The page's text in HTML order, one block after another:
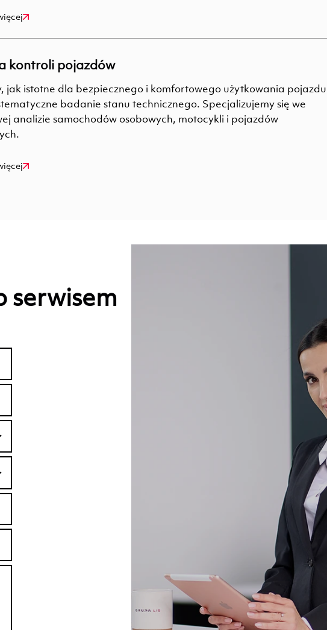
kontroli pojazdów
jak istotne dla bezpiecznego i komfortowego użytkowania pojazdu
badanie stanu technicznego. Specjalizujemy się we
analizie samochodów osobowych, motocykli i pojazdów
serwisem